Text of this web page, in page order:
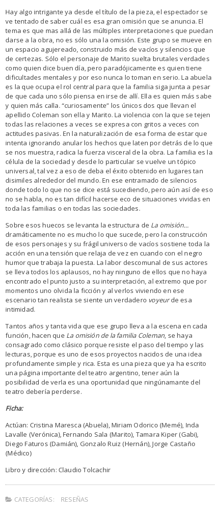
Hay algo intrigante ya desde el título de la pieza, el espectador se
ve tentado de saber cuál es esa gran omisión que se anuncia. El
tema es que mas allá de las múltiples interpretaciones que puedan
darse a la obra, no es sólo una la omisión. Este grupo se mueve en
un espacio agujereado, construido más de vacíos y silencios que
de certezas. Sólo el personaje de Marito suelta brutales verdades
como quien dice buen día, pero paradójicamente es quien tiene
dificultades mentales y por eso nunca lo toman en serio. La abuela
es la que ocupa el rol central para que la familia siga junta a pesar
de que cada uno sólo piensa en irse de allí. Ella es quien más sabe
y quien más calla. “curiosamente” los únicos dos que llevan el
apellido Coleman son ella y Marito. La violencia con la que se tejen
todas las relaciones a veces se expresa con gritos a veces con
actitudes pasivas. En la naturalización de esa forma de estar que
intenta ignorando anular los hechos que laten por detrás de lo que
se nos muestra, radica la fuerza visceral de la obra. La familia es la
célula de la sociedad y desde lo particular se vuelve un tópico
universal, tal vez a eso de deba el éxito obtenido en lugares tan
disimiles alrededor del mundo. En ese entramado de silencios
donde todo lo que no se dice está sucediendo, pero aún así de eso
no se habla, no es tan difícil hacerse eco de situaciones vividas en
toda las familias o en todas las sociedades.
Sobre esos huecos se levanta la estructura de La omisión…
dramáticamente no es mucho lo que sucede, pero la construcción
de esos personajes y su frágil universo de vacíos sostiene toda la
acción en una tensión que relaja de vez en cuando con el negro
humor que trabaja la puesta. La labor descomunal de sus actores
se lleva todos los aplausos, no hay ninguno de ellos que no haya
encontrado el punto justo a su interpretación, al extremo que por
momentos uno olvida la ficción y al verlos viviendo en ese
escenario tan realista se siente un verdadero voyeurde esa
intimidad.
Tantos años y tanta vida que ese grupo lleva a la escena en cada
función, hacen que La omisión de la familia Coleman, se haya
consagrado como clásico porque resiste el paso del tiempo y las
lecturas, porque es uno de esos proyectos nacidos de una idea
profundamente simple y rica. Esta es una pieza que ya ha escrito
una página importante del teatro argentino, tener aún la
posibilidad de verla es una oportunidad que ningúnamante del
teatro debería perderse.
Ficha:
Actúan: Cristina Maresca (Abuela), Miriam Odorico (Memé), Inda
Lavalle (Verónica), Fernando Sala (Marito), Tamara Kiper (Gabi),
Diego Faturos (Damián), Gonzalo Ruiz (Hernán), Jorge Castaño
(Médico)
Libro y dirección: Claudio Tolcachir
CATEGORÍAS: RESEÑAS